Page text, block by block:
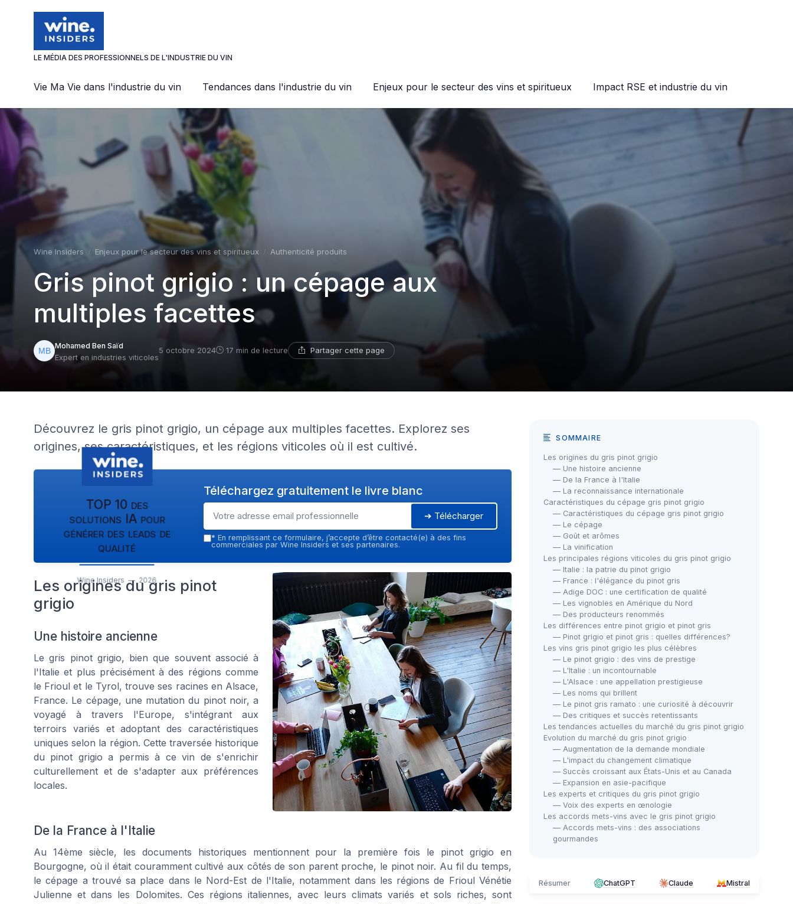
LE MÉDIA DES PROFESSIONNELS DE L'INDUSTRIE DU VIN
Vie Ma Vie dans l'industrie du vin Tendances dans l'industrie du vin Enjeux pour le secteur des vins et spiritueux Impact RSE et industrie du vin
Wine Insiders Enjeux pour le secteur des vins et spiritueux Authenticité produits
Gris pinot grigio : un cépage aux
multiples facettes
Mohamed Ben Saïd
Expert en industries viticoles
5 octobre 2024 17 min de lecture Partager cette page
Découvrez le gris pinot grigio, un cépage aux multiples facettes. Explorez ses
origines, ses caractéristiques, et les régions viticoles où il est cultivé.
TOP 10 des
solutions IA pour
générer des leads de
qualité
Wine Insiders — 2026
Téléchargez gratuitement le livre blanc
➔ Télécharger
* En remplissant ce formulaire, j’accepte d’être contacté(e) à des fins
commerciales par Wine Insiders et ses partenaires.
Les origines du gris pinot
grigio
Une histoire ancienne
Le gris pinot grigio, bien que souvent associé à
l'Italie et plus précisément à des régions comme
le Frioul et le Tyrol, trouve ses racines en Alsace,
France. Le cépage, une mutation du pinot noir, a
voyagé à travers l'Europe, s'intégrant aux
terroirs variés et adoptant des caractéristiques
uniques selon la région. Cette traversée historique
du pinot grigio a permis à ce vin de s'enrichir
culturellement et de s'adapter aux préférences
locales.
De la France à l'Italie
Au 14ème siècle, les documents historiques mentionnent pour la première fois le pinot grigio en
Bourgogne, où il était couramment cultivé aux côtés de son parent proche, le pinot noir. Au fil du temps,
le cépage a trouvé sa place dans le Nord-Est de l'Italie, notamment dans les régions de Frioul Vénétie
Julienne et dans les Dolomites. Ces régions italiennes, avec leurs climats variés et sols riches, sont
SOMMAIRE
Les origines du gris pinot grigio
— Une histoire ancienne
— De la France à l'Italie
— La reconnaissance internationale
Caractéristiques du cépage gris pinot grigio
— Caractéristiques du cépage gris pinot grigio
— Le cépage
— Goût et arômes
— La vinification
Les principales régions viticoles du gris pinot grigio
— Italie : la patrie du pinot grigio
— France : l'élégance du pinot gris
— Adige DOC : une certification de qualité
— Les vignobles en Amérique du Nord
— Des producteurs renommés
Les différences entre pinot grigio et pinot gris
— Pinot grigio et pinot gris : quelles différences?
Les vins gris pinot grigio les plus célèbres
— Le pinot grigio : des vins de prestige
— L'Italie : un incontournable
— L'Alsace : une appellation prestigieuse
— Les noms qui brillent
— Le pinot gris ramato : une curiosité à découvrir
— Des critiques et succès retentissants
Les tendances actuelles du marché du gris pinot grigio
Evolution du marché du gris pinot grigio
— Augmentation de la demande mondiale
— L'impact du changement climatique
— Succès croissant aux États-Unis et au Canada
— Expansion en asie-pacifique
Les experts et critiques du gris pinot grigio
— Voix des experts en œnologie
Les accords mets-vins avec le gris pinot grigio
— Accords mets-vins : des associations
gourmandes
Résumer ChatGPT Claude Mistral